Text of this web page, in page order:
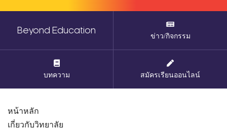
Beyond Education
ข่าว/กิจกรรม
บทความ สมัครเรียนออนไลน์
หน้าหลัก
เกี่ยวกับวิทยาลัย